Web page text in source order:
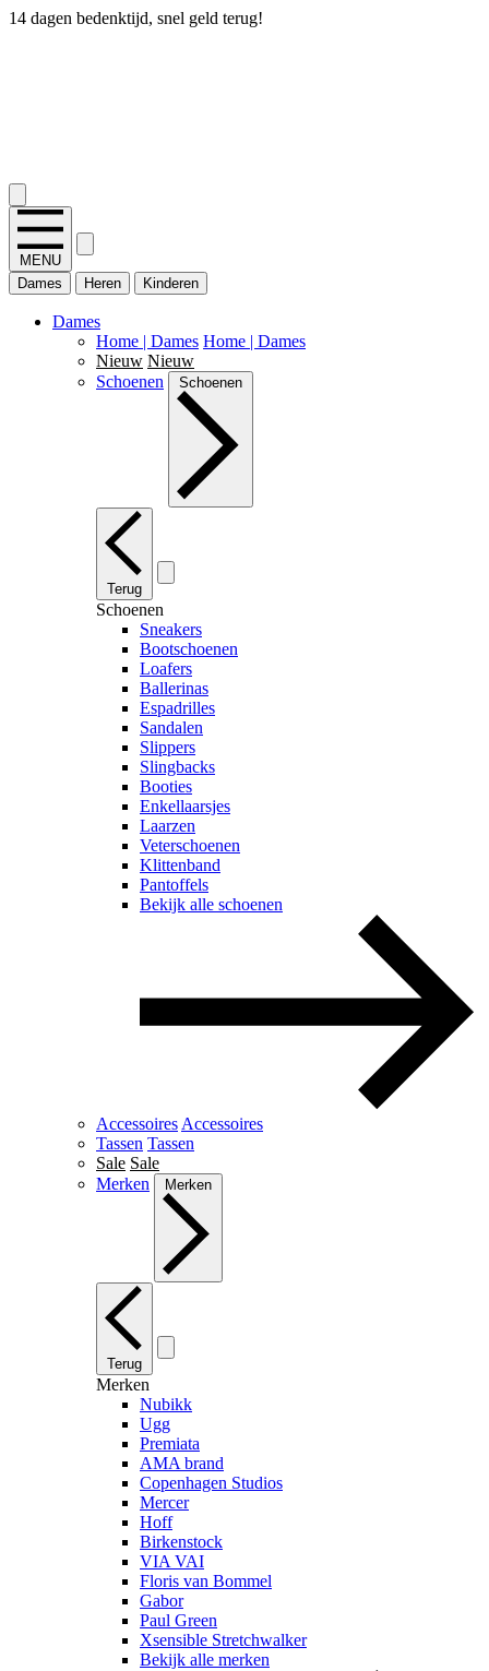
14 dagen bedenktijd, snel geld terug!
MENU
Dames
Heren Kinderen
Dames
Home | Dames Home | Dames
Nieuw Nieuw
Schoenen
Schoenen
Terug
Schoenen
Sneakers
Bootschoenen
Loafers
Ballerinas
Espadrilles
Sandalen
Slippers
Slingbacks
Booties
Enkellaarsjes
Laarzen
Veterschoenen
Klittenband
Pantoffels
Bekijk alle schoenen
Accessoires Accessoires
Tassen Tassen
Sale Sale
Merken
Merken
Terug
Merken
Nubikk
Ugg
Premiata
AMA brand
Copenhagen Studios
Mercer
Hoff
Birkenstock
VIA VAI
Floris van Bommel
Gabor
Paul Green
Xsensible Stretchwalker
Bekijk alle merken